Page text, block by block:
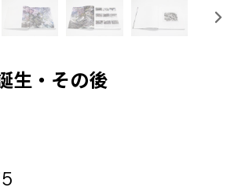
生・その後